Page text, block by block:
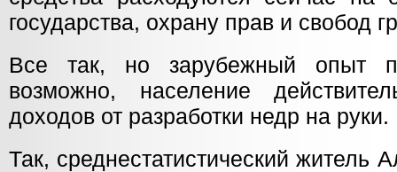
государства, охрану прав и свобод
Все так, но зарубежный опыт
возможно, население
доходов от разработки недр на руки.
Так, среднестатистический житель